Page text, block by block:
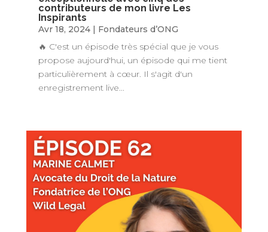
contributeurs de mon livre Les
Inspirants
Avr 18, 2024| Fondateurs d’ONG
🔥 C'est un épisode très spécial que je vous
propose aujourd'hui, un épisode qui me tient
particulièrement à cœur. Il s'agit d'un
enregistrement live...